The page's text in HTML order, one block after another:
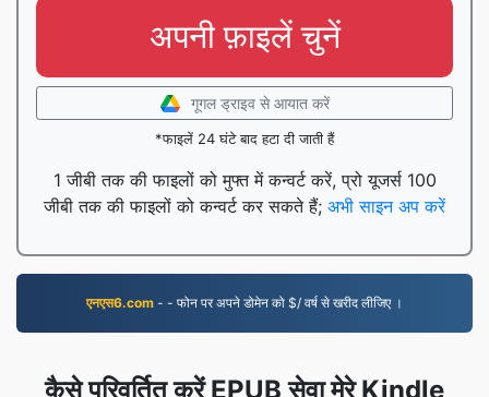
अपनी फ़ाइलें चुनें
गूगल ड्राइव से आयात करें
*फाइलें 24 घंटे बाद हटा दी जाती हैं
1 जीबी तक की फाइलों को मुफ्त में कन्वर्ट करें, प्रो यूजर्स 100
जीबी तक की फाइलों को कन्वर्ट कर सकते हैं; अभी साइन अप करें
एनएस6.com - - फोन पर अपने डोमेन को $/ वर्ष से खरीद लीजिए ।
कैसे परिवर्तित करें EPUB सेवा मेरे Kindle